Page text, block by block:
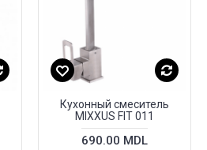
Кухонный смеситель
MIXXUS FIT 011
690.00 MDL